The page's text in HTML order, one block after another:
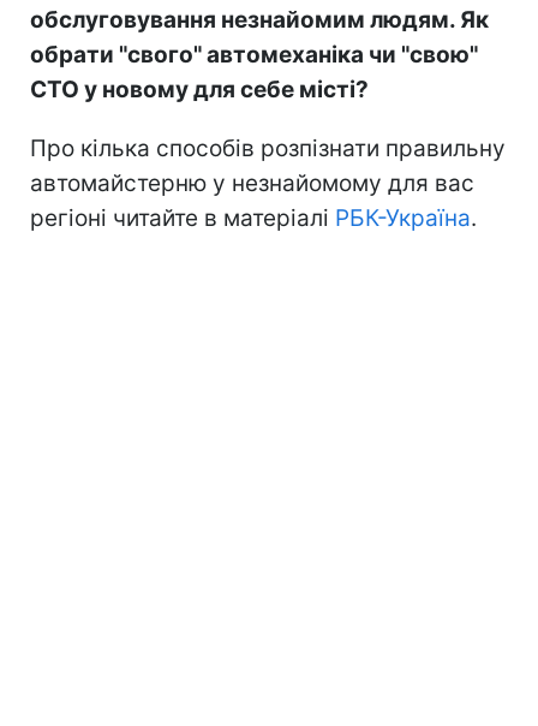
обслуговування незнайомим людям. Як
обрати "свого" автомеханіка чи "свою"
СТО у новому для себе місті?
Про кілька способів розпізнати правильну
автомайстерню у незнайомому для вас
регіоні читайте в матеріалі РБК-Україна.